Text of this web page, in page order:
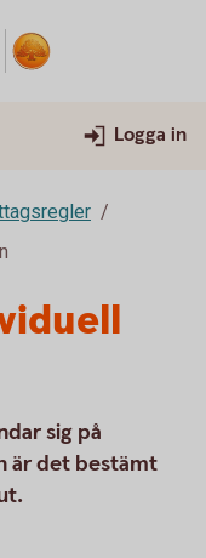
Logga in
sig på
är det bestämt